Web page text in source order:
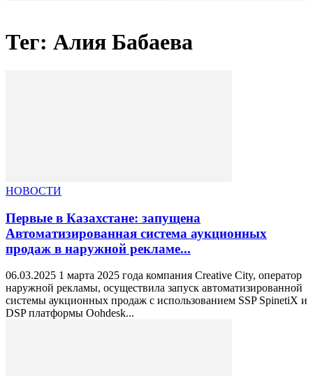
Тег: Алия Бабаева
НОВОСТИ
Первые в Казахстане: запущена
Автоматизированная система аукционных
продаж в наружной рекламе...
06.03.2025 1 марта 2025 года компания Creative City, оператор
наружной рекламы, осуществила запуск автоматизированной
системы аукционных продаж с использованием SSP SpinetiX и
DSP платформы Oohdesk...